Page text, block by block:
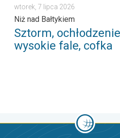
wtorek, 7 lipca 2026
Niż nad Bałtykiem
Sztorm,
wysokie fale, cofka